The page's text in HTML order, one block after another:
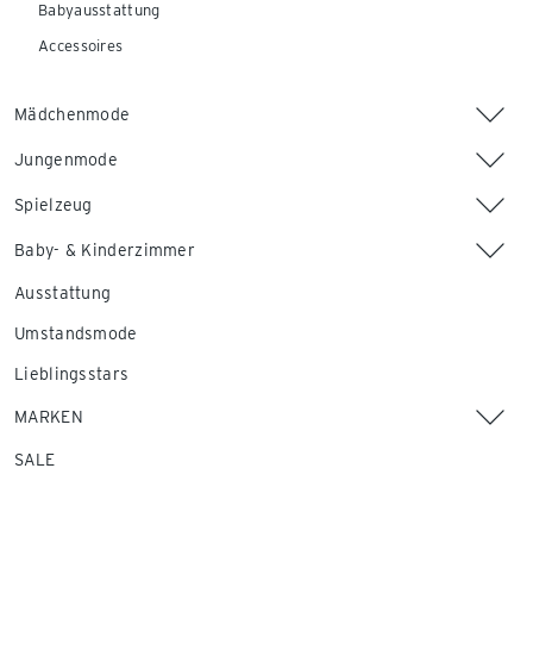
Babyausstattung
Accessoires
Mädchenmode
Jungenmode
Spielzeug
Baby- & Kinderzimmer
Ausstattung
Umstandsmode
Lieblingsstars
MARKEN
SALE